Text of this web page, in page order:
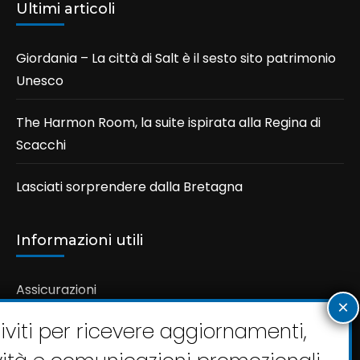
Ultimi articoli
Giordania – La città di Salt è il sesto sito patrimonio
Unesco
The Harmon Room, la suite ispirata alla Regina di
Scacchi
Lasciati sorprendere dalla Bretagna
Informazioni utili
Assicurazioni
Condizioni Generali